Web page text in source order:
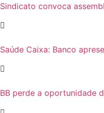
Sindicato convoca
Saúde Caixa: Banco
BB perde a oportunidade